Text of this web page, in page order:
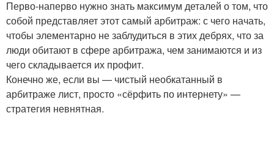
Перво-наперво нужно знать максимум деталей о том, что
собой представляет этот самый арбитраж: с чего начать,
чтобы элементарно не заблудиться в этих дебрях, что за
люди обитают в сфере арбитража, чем занимаются и из
чего складывается их профит.
Конечно же, если вы — чистый необкатанный в
арбитраже лист, просто «сёрфить по интернету» —
стратегия невнятная.